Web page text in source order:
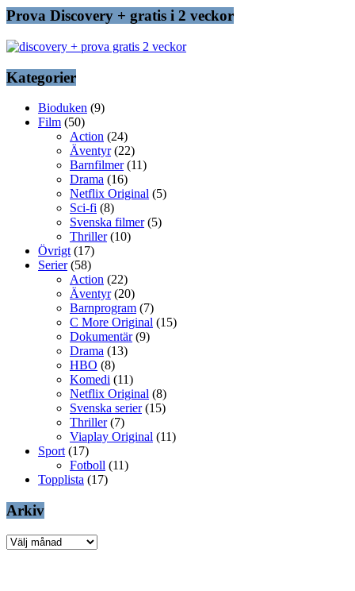
Prova Discovery + gratis i 2 veckor
Kategorier
Bioduken (9)
Film (50)
Action (24)
Äventyr(22)
Barnfilmer(11)
Drama (16)
Netflix Original (5)
Sci-fi (8)
Svenska filmer(5)
Thriller(10)
Övrigt (17)
Serier(58)
Action (22)
Äventyr(20)
Barnprogram (7)
C More Original (15)
Dokumentär(9)
Drama (13)
HBO (8)
Komedi (11)
Netflix Original (8)
Svenska serier(15)
Thriller(7)
Viaplay Original (11)
Sport (17)
Fotboll (11)
Topplista (17)
Arkiv
Arkiv